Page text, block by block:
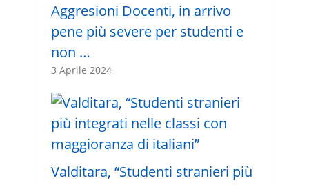
Aggresioni Docenti, in arrivo
pene più severe per studenti e
non …
3 Aprile 2024
Valditara, “Studenti stranieri più